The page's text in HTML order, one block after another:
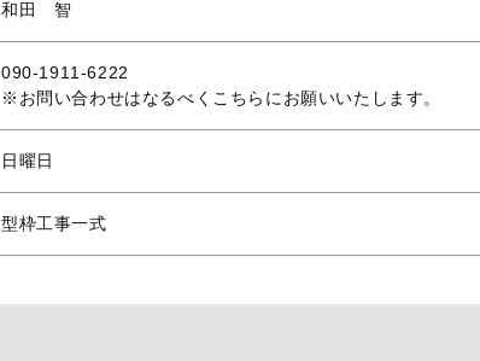
和田 智
090-1911-6222
※お問い合わせはなるべくこちらにお願いいたします。
日曜日
型枠工事一式